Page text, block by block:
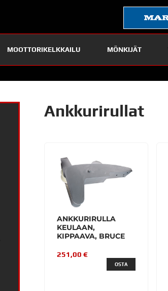
MOOTTORIKELKKAILU MÖNKIJÄT
Ankkurirullat
ANKKURIRULLA
KEULAAN,
KIPPAAVA, BRUCE
251,00 €
OSTA